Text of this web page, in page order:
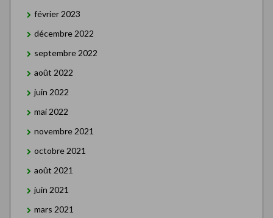
février 2023
décembre 2022
septembre 2022
août 2022
juin 2022
mai 2022
novembre 2021
octobre 2021
août 2021
juin 2021
mars 2021